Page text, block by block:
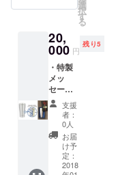
書を郵
送いた
す。 ・
サービ
ス開始
時に連
絡いた
しま
す。
選
択
す
る
20,
000 円
残り5
・特製
メッ
セージ
入りタ
ンブ
ラーを1
個差し
上げま
す。 ・
設立協
支援
者：
0人
お届
け予
定：
2018